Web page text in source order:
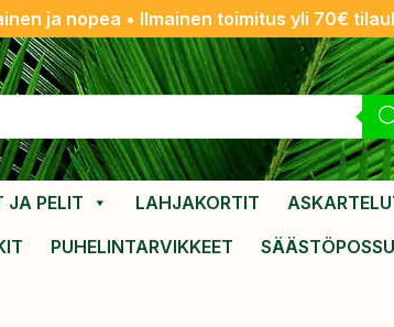
ja nopea • Ilmainen toimitus yli 70€
JA PELIT LAHJAKORTIT
PUHELINTARVIKKEET